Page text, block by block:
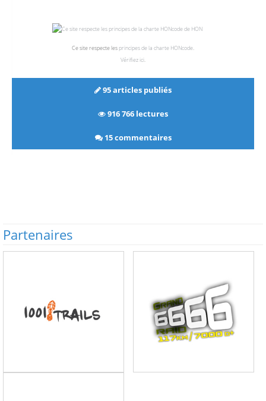
Ce site respecte les principes de la charte HONcode.
Vérifiez ici.
95 articles publiés
916 766 lectures
15 commentaires
Partenaires